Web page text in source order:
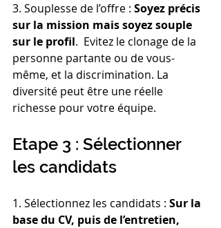
3. Souplesse de l’offre : Soyez précis
sur la mission mais soyez souple
sur le profil.  Evitez le clonage de la
personne partante ou de vous-
même, et la discrimination. La
diversité peut être une réelle
richesse pour votre équipe.
Etape 3 : Sélectionner
les candidats
1. Sélectionnez les candidats : Sur la
base du CV, puis de l’entretien,